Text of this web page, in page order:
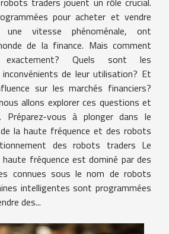
pour acheter et vendre
vitesse phénoménale, ont
de la finance. Mais comment
exactement? Quels sont les
de leur utilisation? Et
sur les marchés financiers?
allons explorer ces questions et
Préparez-vous à plonger dans le
la haute fréquence et des robots
des robots traders Le
fréquence est dominé par des
connues sous le nom de robots
intelligentes sont programmées
des...